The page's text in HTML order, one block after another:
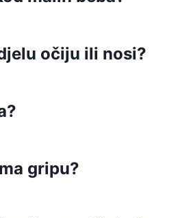
očiju ili nosi?
gripu?